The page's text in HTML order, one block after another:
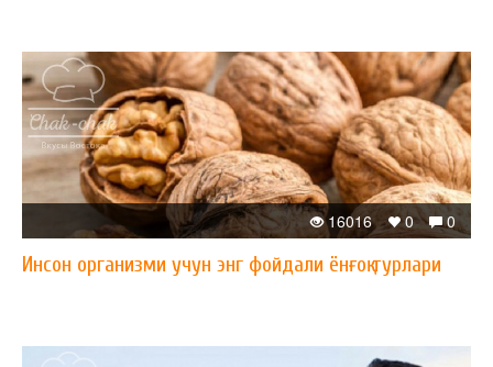
0
0
16016
Инсон организми учун энг фойдали ёнғоқ турлари